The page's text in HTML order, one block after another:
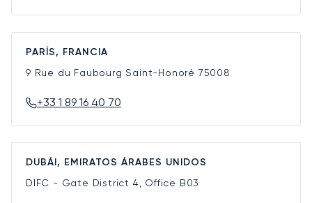
PARÍS, FRANCIA
9 Rue du Faubourg Saint-Honoré 75008
+33 1 89 16 40 70
DUBÁI, EMIRATOS ÁRABES UNIDOS
DIFC - Gate District 4, Office B03